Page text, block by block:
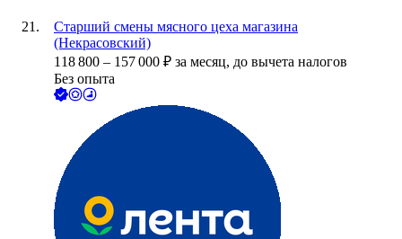
Старший смены мясного цеха магазина
(Некрасовский)
118 800 – 157 000 ₽ за месяц, до вычета налогов
Без опыта